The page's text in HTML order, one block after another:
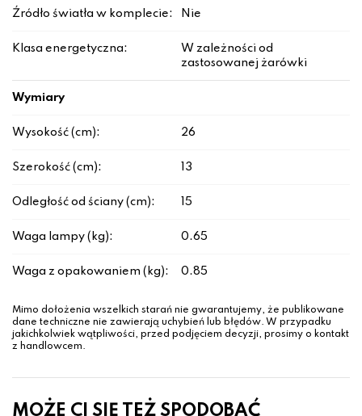
Źródło światła w komplecie: Nie
Klasa energetyczna:
W zależności od
zastosowanej żarówki
Wymiary
Wysokość (cm): 26
Szerokość (cm): 13
Odległość od ściany (cm): 15
Waga lampy (kg): 0.65
Waga z opakowaniem (kg): 0.85
Mimo dołożenia wszelkich starań nie gwarantujemy, że publikowane
dane techniczne nie zawierają uchybień lub błędów. W przypadku
jakichkolwiek wątpliwości, przed podjęciem decyzji, prosimy o kontakt
z handlowcem.
MOŻE CI SIĘ TEŻ SPODOBAĆ